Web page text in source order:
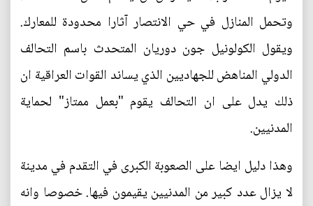
وتحمل المنازل في حي الانتصار آثارا محدودة للمعارك.
ويقول الكولونيل جون دوريان المتحدث باسم التحالف
الدولي المناهض للجهاديين الذي يساند القوات العراقية ان
ذلك يدل على ان التحالف يقوم "بعمل ممتاز" لحماية
المدنيين.
وهذا دليل ايضا على الصعوبة الكبرى في التقدم في مدينة
لا يزال عدد كبير من المدنيين يقيمون فيها. خصوصا وانه